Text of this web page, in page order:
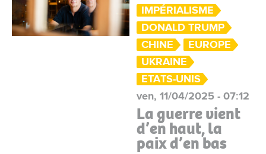
IMPÉRIALISME
DONALD TRUMP
CHINE
EUROPE
UKRAINE
ETATS-UNIS
ven, 11/04/2025 - 07:12
La guerre vient
d’en haut, la
paix d’en bas